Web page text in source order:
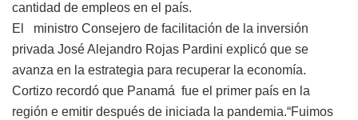
cantidad de empleos en el país.
El ministro Consejero de facilitación de la inversión
privada José Alejandro Rojas Pardini explicó que se
avanza en la estrategia para recuperar la economía.
Cortizo recordó que Panamá fue el primer país en la
región e emitir después de iniciada la pandemia.“Fuimos